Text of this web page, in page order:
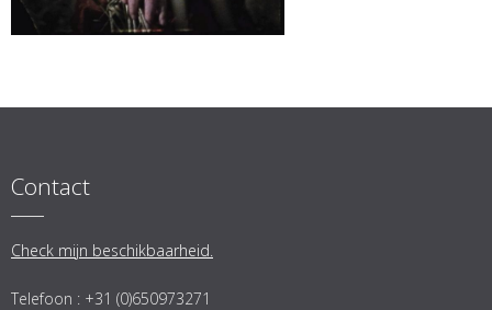
Contact
Check mijn beschikbaarheid.
Telefoon : +31 (0)650973271